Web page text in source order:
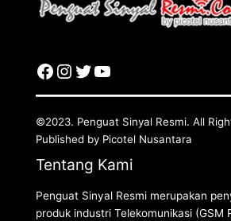
©2023. Penguat Sinyal Resmi. All
Published by Picotel Nusantara
Tentang Kami
Penguat Sinyal Resmi merupakan
produk industri Telekomunikasi (GSM